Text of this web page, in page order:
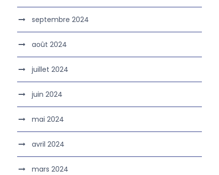
septembre 2024
août 2024
juillet 2024
juin 2024
mai 2024
avril 2024
mars 2024